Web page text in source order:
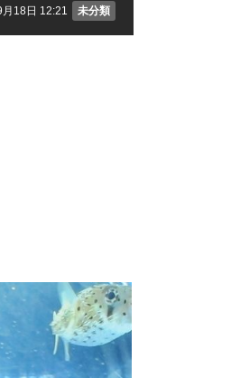
18日 12:21 未分類